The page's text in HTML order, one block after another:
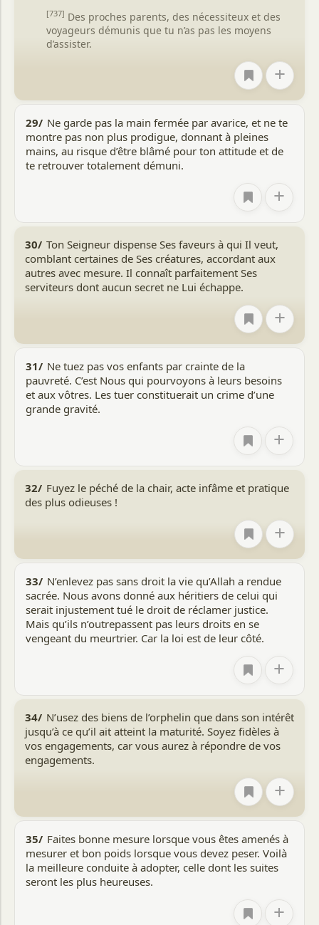
[737] Des proches parents, des nécessiteux et des
voyageurs démunis que tu n’as pas les moyens
d’assister.
+
29/ Ne garde pas la main fermée par avarice, et ne te
montre pas non plus prodigue, donnant à pleines
mains, au risque d’être blâmé pour ton attitude et de
te retrouver totalement démuni.
+
30/ Ton Seigneur dispense Ses faveurs à qui Il veut,
comblant certaines de Ses créatures, accordant aux
autres avec mesure. Il connaît parfaitement Ses
serviteurs dont aucun secret ne Lui échappe.
+
31/ Ne tuez pas vos enfants par crainte de la
pauvreté. C’est Nous qui pourvoyons à leurs besoins
et aux vôtres. Les tuer constituerait un crime d’une
grande gravité.
+
32/ Fuyez le péché de la chair, acte infâme et pratique
des plus odieuses !
+
33/ N’enlevez pas sans droit la vie qu’Allah a rendue
sacrée. Nous avons donné aux héritiers de celui qui
serait injustement tué le droit de réclamer justice.
Mais qu’ils n’outrepassent pas leurs droits en se
vengeant du meurtrier. Car la loi est de leur côté.
+
34/ N’usez des biens de l’orphelin que dans son intérêt
jusqu’à ce qu’il ait atteint la maturité. Soyez fidèles à
vos engagements, car vous aurez à répondre de vos
engagements.
+
35/ Faites bonne mesure lorsque vous êtes amenés à
mesurer et bon poids lorsque vous devez peser. Voilà
la meilleure conduite à adopter, celle dont les suites
seront les plus heureuses.
+